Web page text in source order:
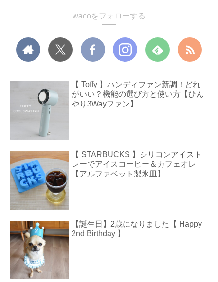
wacoをフォローする
【 Toffy 】ハンディファン新調！どれ
がいい？機能の選び方と使い方【ひん
やり3Wayファン】
【 STARBUCKS 】シリコンアイスト
レーでアイスコーヒー＆カフェオレ
【アルファベット製氷皿】
【誕生日】2歳になりました【 Happy
2nd Birthday 】